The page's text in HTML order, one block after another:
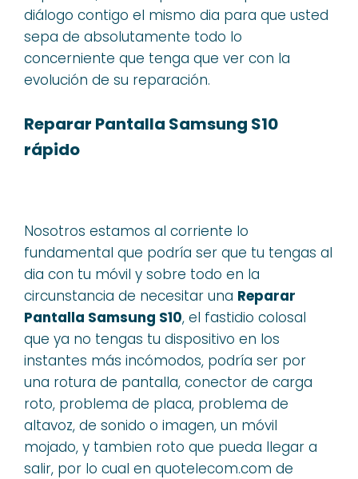
diálogo contigo el mismo dia para que usted
sepa de absolutamente todo lo
concerniente que tenga que ver con la
evolución de su reparación.
Reparar Pantalla Samsung S10
rápido
Nosotros estamos al corriente lo
fundamental que podría ser que tu tengas al
dia con tu móvil y sobre todo en la
circunstancia de necesitar una Reparar
Pantalla Samsung S10, el fastidio colosal
que ya no tengas tu dispositivo en los
instantes más incómodos, podría ser por
una rotura de pantalla, conector de carga
roto, problema de placa, problema de
altavoz, de sonido o imagen, un móvil
mojado, y tambien roto que pueda llegar a
salir, por lo cual en quotelecom.com de